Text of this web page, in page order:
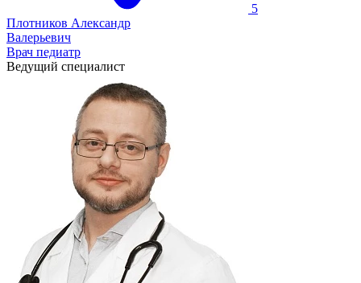
5
Плотников Александр
Валерьевич
Врач педиатр
Ведущий специалист